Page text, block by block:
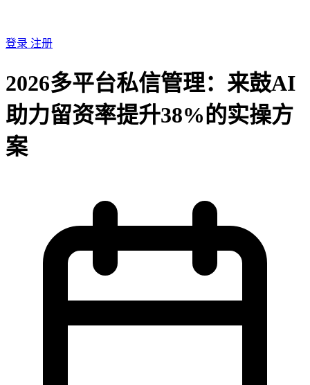
登录 注册
2026多平台私信管理：来鼓AI
助力留资率提升38%的实操方
案